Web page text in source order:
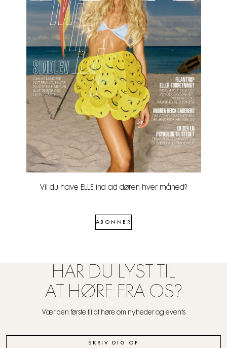
Vil du have ELLE ind ad døren hver måned?
ABONNER
HAR DU LYST TIL
AT HØRE FRA OS?
Vær den første til at høre om nyheder og events
SKRIV DIG OP